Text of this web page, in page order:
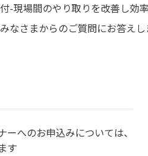
-現場間のやり取りを改善し効
なさまからのご質問にお答えし
へのお申込みについては、
す